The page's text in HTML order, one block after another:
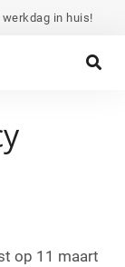
in huis!
op 11 maart